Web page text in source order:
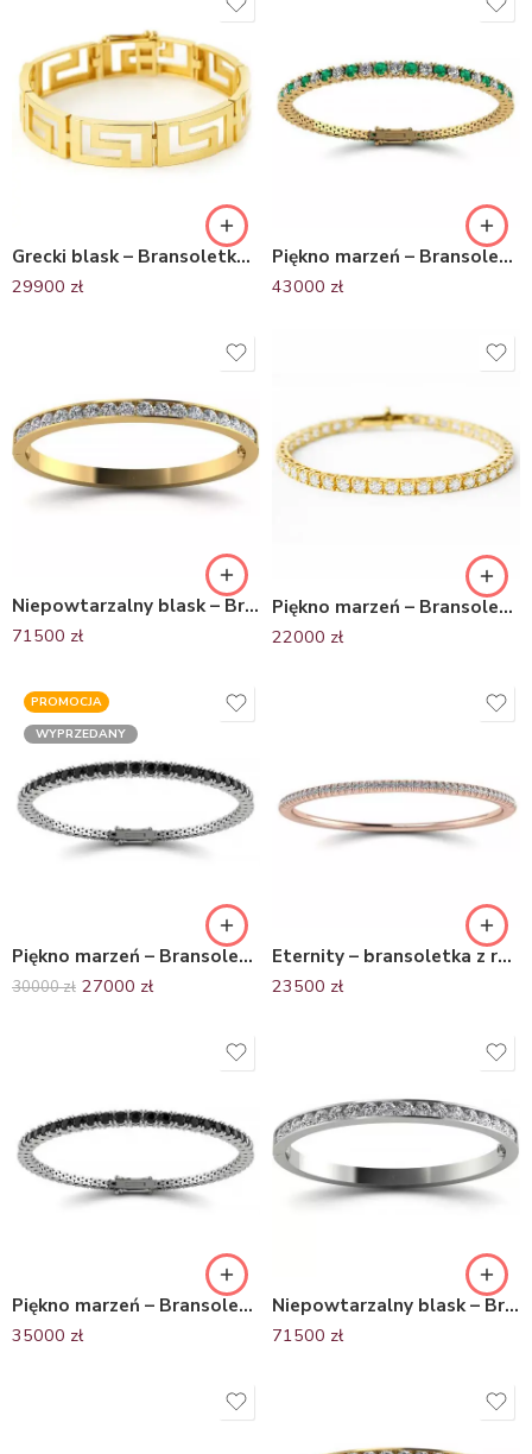
Grecki blask – Bransoletka z żółtego złota ze wzorem greckim, próby 585
29900 zł
Piękno marzeń – Bransoletka tenisowa z żółtego złota z brylantami i szmaragdami
43000 zł
Niepowtarzalny blask – Bransoletka z żółtego złota, próby 585 z brylantami
71500 zł
Piękno marzeń – Bransoletka tenisowa ze złota próby 750 z moissanitami
22000 zł
PROMOCJA
WYPRZEDANY
Piękno marzeń – Bransoletka tenisowa z białego złota z czarnymi brylantami 4.83 ct
30000zł 27000 zł
Eternity – bransoletka z różowego złota z diamentami
23500 zł
Piękno marzeń – Bransoletka tenisowa z białego złota z czarnymi brylantami
35000 zł
Niepowtarzalny blask – Bransoletka z białego złota z brylantami
71500 zł